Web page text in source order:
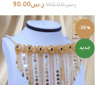
ر.س140.00 ر.س90.00
-36%
جديد